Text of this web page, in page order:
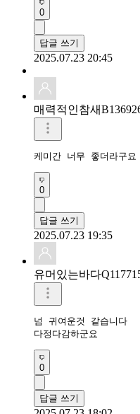
0
답글 쓰기
2025.07.23 20:45
매력적인참새
케미간 너무 좋더라구
0
답글 쓰기
2025.07.23 19:35
유머있는바다
넘 귀여운것 같습니다
다정다감하군요
0
답글 쓰기